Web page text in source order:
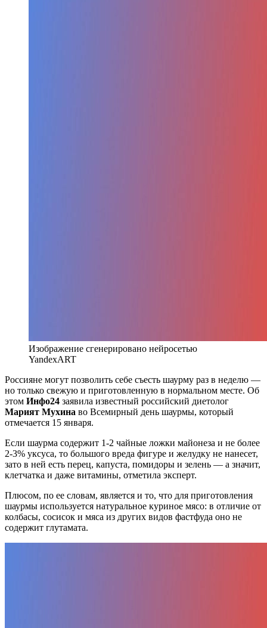
Изображение сгенерировано нейросетью
YandexART
Россияне могут позволить себе съесть шаурму раз в неделю —
но только свежую и приготовленную в нормальном месте. Об
этом Инфо24 заявила известный российский диетолог
Марият Мухина во Всемирный день шаурмы, который
отмечается 15 января.
Если шаурма содержит 1-2 чайные ложки майонеза и не более
2-3% уксуса, то большого вреда фигуре и желудку не нанесет,
зато в ней есть перец, капуста, помидоры и зелень — а значит,
клетчатка и даже витамины, отметила эксперт.
Плюсом, по ее словам, является и то, что для приготовления
шаурмы используется натуральное куриное мясо: в отличие от
колбасы, сосисок и мяса из других видов фастфуда оно не
содержит глутамата.